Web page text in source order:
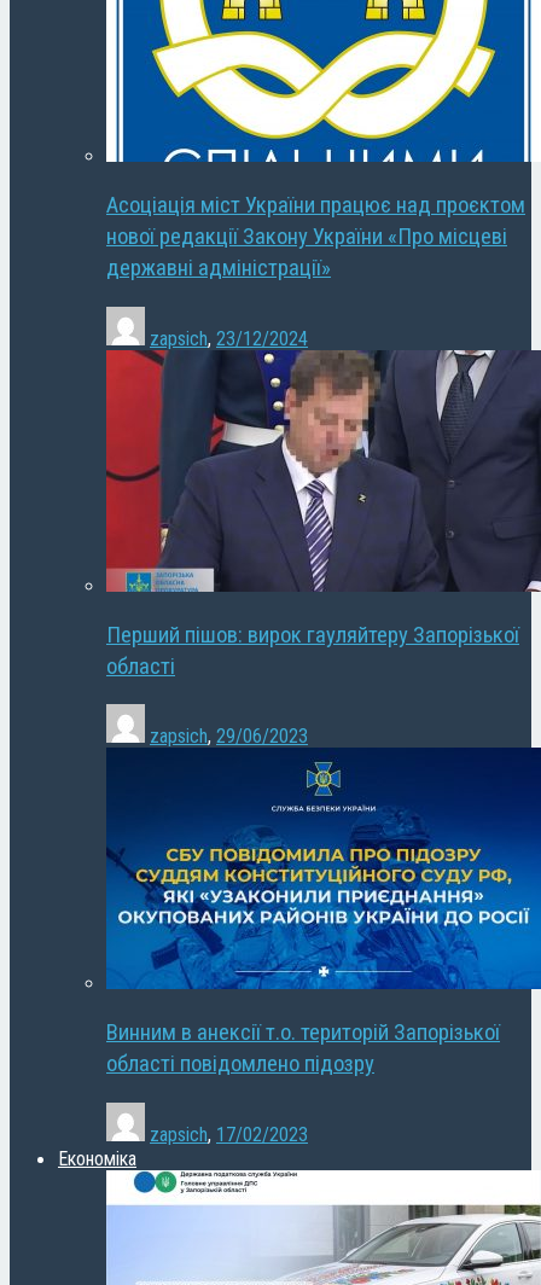
Асоціація міст України працює над проєктом
нової редакції Закону України «Про місцеві
державні адміністрації»
zapsich, 23/12/2024
Перший пішов: вирок гауляйтеру Запорізької
області
zapsich, 29/06/2023
Винним в анексії т.о. територій Запорізької
області повідомлено підозру
zapsich, 17/02/2023
Економіка